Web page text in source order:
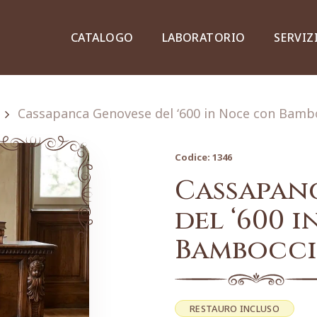
CATALOGO
Credenze, piattaie e vetrine
Lampade e lampadari
Dipinti e stampe
LABORATORIO SERVIZI
Cassapanca Genovese del ‘600 in Noce con
Codice: 1346
del ‘600
Bambocci
RESTAURO INCLUSO